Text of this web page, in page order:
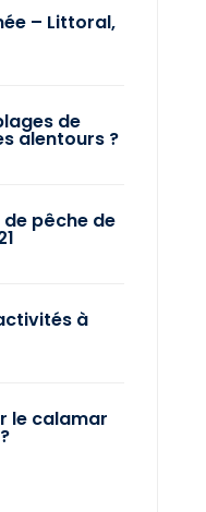
– Littoral,
de
alentours ?
pêche de
à
le calamar